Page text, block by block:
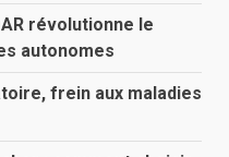
révolutionne le
autonomes
frein aux maladies